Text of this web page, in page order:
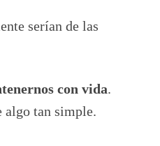
serían de las
con vida.
algo tan simple.